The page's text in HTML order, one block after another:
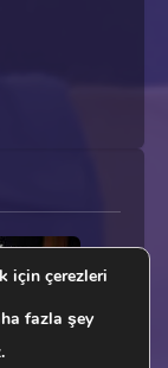
için çerezleri
fazla şey